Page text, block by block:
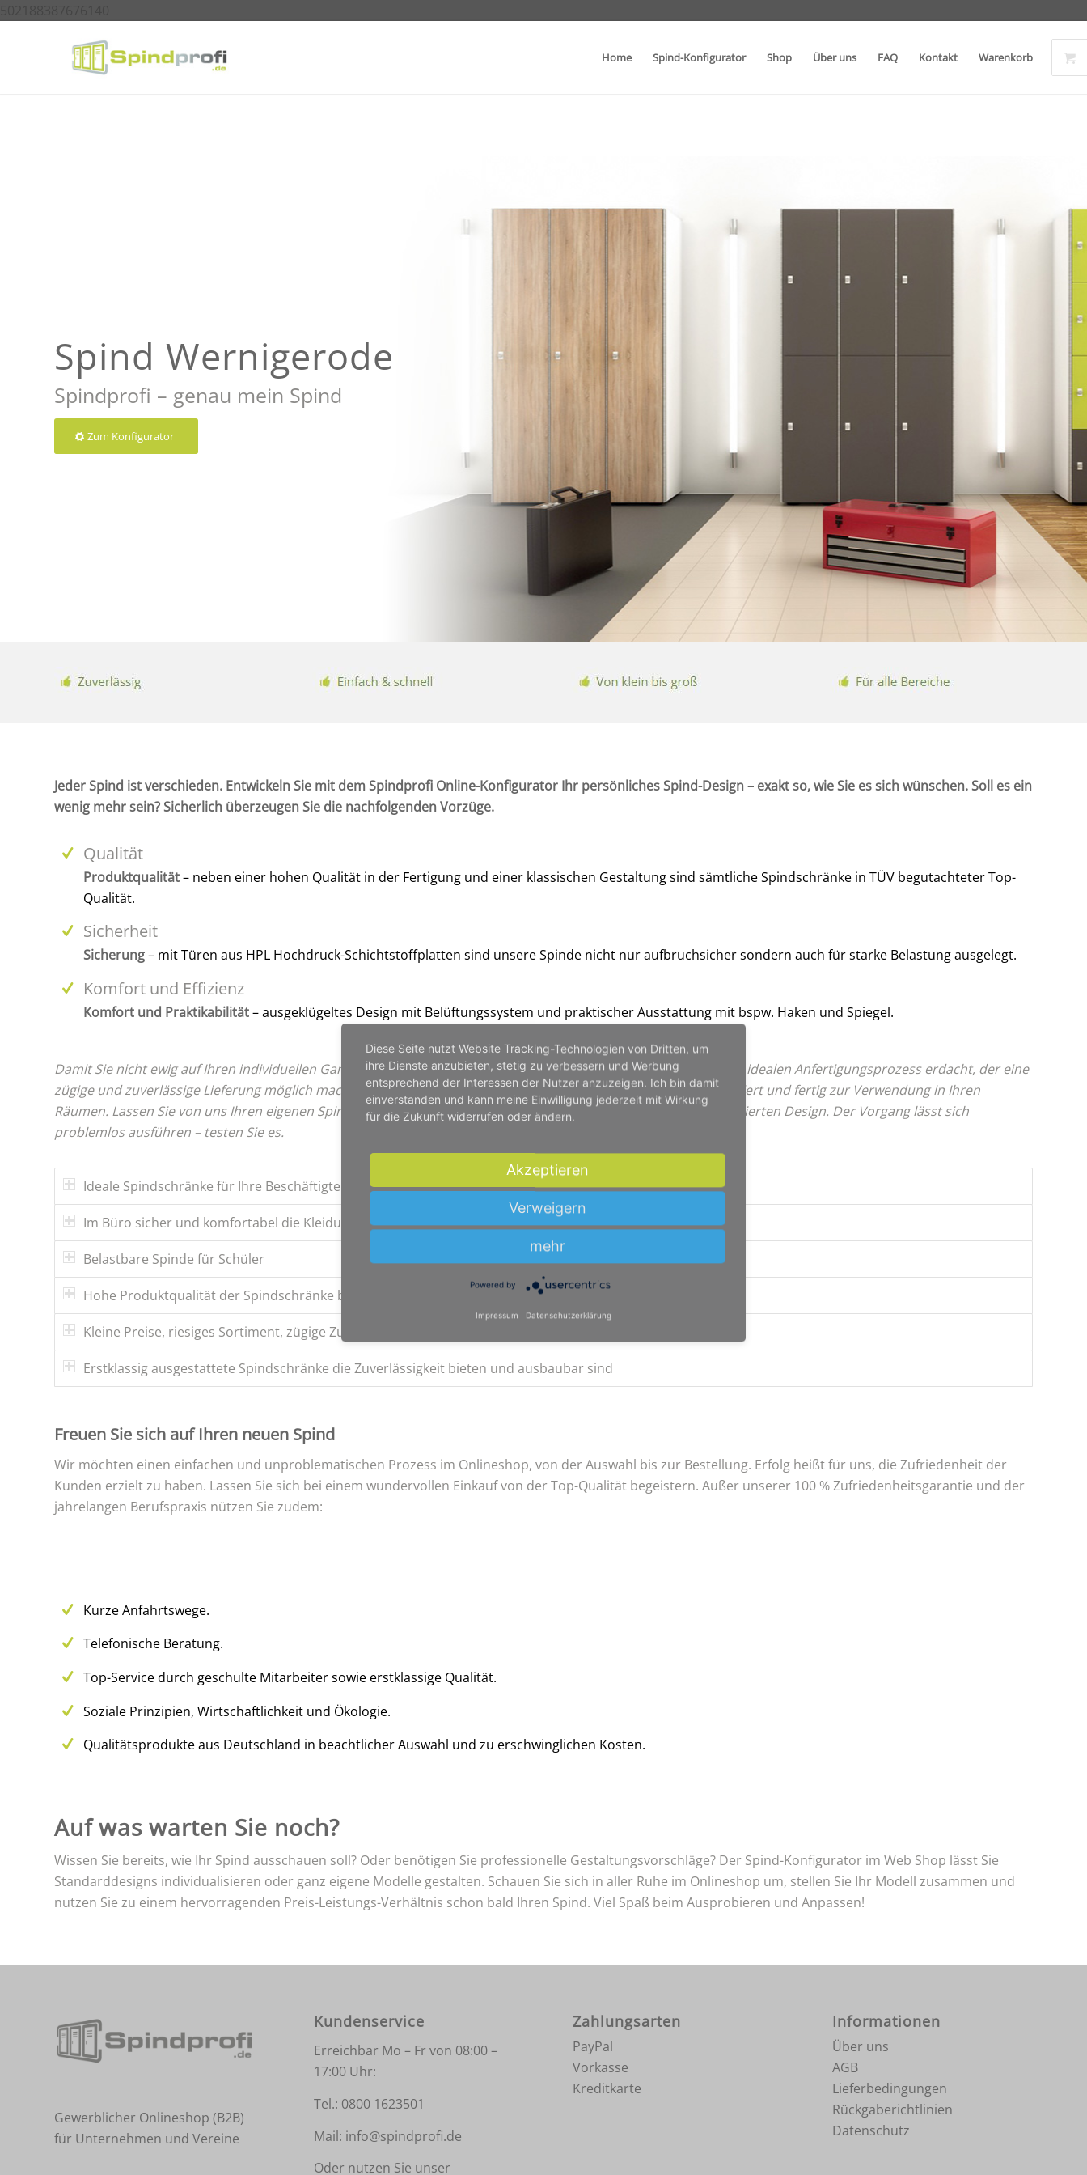
Home Spind-Konfigurator Shop Über uns FAQ Kontakt Warenkorb
Spind Wernigerode
Spindprofi – genau mein Spind
Zum Konfigurator
Jeder Spind ist verschieden. Entwickeln Sie mit dem Spindprofi Online-Konfigurator Ihr persönliches Spind-Design – exakt so, wie Sie es sich wünschen. Soll es ein
wenig mehr sein? Sicherlich überzeugen Sie die nachfolgenden Vorzüge.
Qualität
Produktqualität– neben einer hohen Qualität in der Fertigung und einer klassischen Gestaltung sind sämtliche Spindschränke in TÜV begutachteter Top-
Qualität.
Sicherheit
Sicherung– mit Türen aus HPL Hochdruck-Schichtstoffplatten sind unsere Spinde nicht nur aufbruchsicher sondern auch für starke Belastung ausgelegt.
Komfort und Effizienz
Komfort und Praktikabilität– ausgeklügeltes Design mit Belüftungssystem und praktischer Ausstattung mit bspw. Haken und Spiegel.
Damit Sie nicht ewig auf Ihren individuellen Garderobenschrank in Wernigerode warten müssen, haben wir einen idealen Anfertigungsprozess erdacht, der eine
zügige und zuverlässige Lieferung möglich macht. Alle Spinde bekommen Sie bis vor Ihre Haustür komplett montiert und fertig zur Verwendung in Ihren
Räumen. Lassen Sie von uns Ihren eigenen Spind gestalten, mit Anpassungen aufbauend auf unserem standardisierten Design. Der Vorgang lässt sich
problemlos ausführen – testen Sie es.
Ideale Spindschränke für Ihre Beschäftigten in Wernigerode
Im Büro sicher und komfortabel die Kleidung wechseln
Belastbare Spinde für Schüler
Hohe Produktqualität der Spindschränke beim Spindprofi mit einfallsreichem Mix an Materialien
Kleine Preise, riesiges Sortiment, zügige Zustellung
Erstklassig ausgestattete Spindschränke die Zuverlässigkeit bieten und ausbaubar sind
Freuen Sie sich auf Ihren neuen Spind
Wir möchten einen einfachen und unproblematischen Prozess im Onlineshop, von der Auswahl bis zur Bestellung. Erfolg heißt für uns, die Zufriedenheit der
Kunden erzielt zu haben. Lassen Sie sich bei einem wundervollen Einkauf von der Top-Qualität begeistern. Außer unserer 100 % Zufriedenheitsgarantie und der
jahrelangen Berufspraxis nützen Sie zudem:
Kurze Anfahrtswege.
Telefonische Beratung.
Top-Service durch geschulte Mitarbeiter sowie erstklassige Qualität.
Soziale Prinzipien, Wirtschaftlichkeit und Ökologie.
Qualitätsprodukte aus Deutschland in beachtlicher Auswahl und zu erschwinglichen Kosten.
Auf was warten Sie noch?
Wissen Sie bereits, wie Ihr Spind ausschauen soll? Oder benötigen Sie professionelle Gestaltungsvorschläge? Der Spind-Konfigurator im Web Shop lässt Sie
Standarddesigns individualisieren oder ganz eigene Modelle gestalten. Schauen Sie sich in aller Ruhe im Onlineshop um, stellen Sie Ihr Modell zusammen und
nutzen Sie zu einem hervorragenden Preis-Leistungs-Verhältnis schon bald Ihren Spind. Viel Spaß beim Ausprobieren und Anpassen!
Gewerblicher Onlineshop (B2B)
für Unternehmen und Vereine
Kundenservice
Erreichbar Mo – Fr von 08:00 –
17:00 Uhr:
Tel.: 0800 1623501
Mail: info@spindprofi.de
Oder nutzen Sie unser
Zahlungsarten
PayPal
Vorkasse
Kreditkarte
Informationen
Über uns
AGB
Lieferbedingungen
Rückgaberichtlinien
Datenschutz
Diese Seite nutzt Website Tracking-Technologien von Dritten, um
ihre Dienste anzubieten, stetig zu verbessern und Werbung
entsprechend der Interessen der Nutzer anzuzeigen. Ich bin damit
einverstanden und kann meine Einwilligung jederzeit mit Wirkung
für die Zukunft widerrufen oder ändern.
Akzeptieren
Verweigern
mehr
Powered by
Impressum Datenschutzerklärung